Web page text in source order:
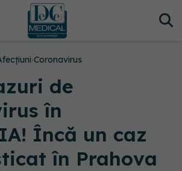
›Coronavirus
de
în
Încă un caz
în Prahova